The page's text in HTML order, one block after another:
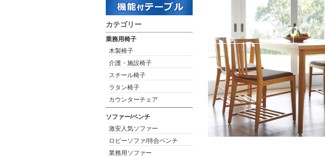
カテゴリー
業務用椅子
木製椅子
介護・施設椅子
スチール椅子
ラタン椅子
カウンターチェア
ソファー/ベンチ
激安人気ソファー
ロビーソファ/待合ベンチ
業務用ソファー